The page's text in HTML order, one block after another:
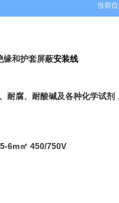
当前位
缘和护套屏蔽安装线
腐、耐酸碱及各种化学试剂
6m㎡ 450/750V